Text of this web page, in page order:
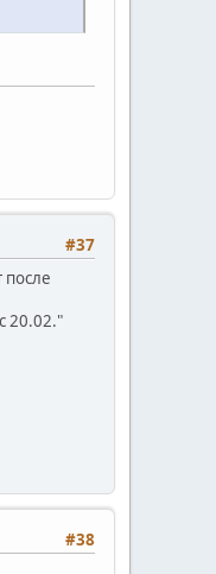
#37
после
20.02."
#38